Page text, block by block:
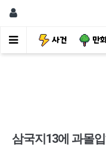
유머 사건 만
삼국지13에 과몰